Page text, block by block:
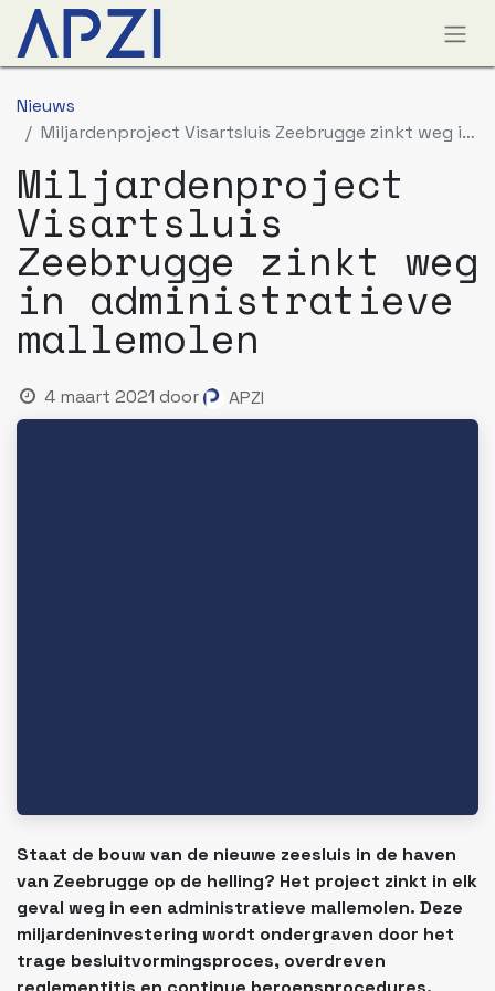
Nieuws
Miljardenproject Visartsluis Zeebrugge zinkt weg in administratieve mallemolen
Miljardenproject
Visartsluis
Zeebrugge zinkt weg
in administratieve
mallemolen
4 maart 2021 door APZI
Staat de bouw van de nieuwe zeesluis in de haven
van Zeebrugge op de helling? Het project zinkt in elk
geval weg in een administratieve mallemolen. Deze
miljardeninvestering wordt ondergraven door het
trage besluitvormingsproces, overdreven